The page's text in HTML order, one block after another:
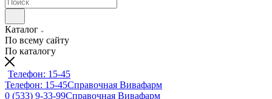
Каталог
По всему сайту
По каталогу
Телефон: 15-45
Телефон: 15-45Справочная Вивафарм
0 (533) 9-33-99Справочная Вивафарм